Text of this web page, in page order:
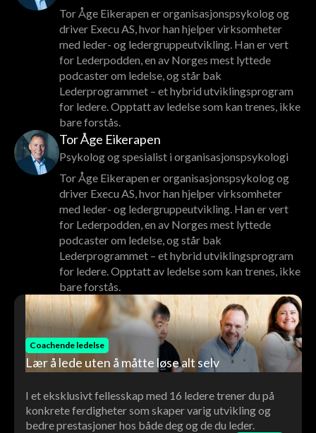
Tor Åge Eikerapen er organisasjonspsykolog og
driver Execu AS, hvor han hjelper virksomheter
med leder- og ledergruppeutvikling. Han er vert
for Lederpodden, en av Norges mest lyttede
podcaster om ledelse, og står bak
Lederprogrammet – et hybrid utviklingsprogram
for ledere. Opptatt av ledelse som kan trenes, ikke
bare forstås.
Tor Åge Eikerapen
Psykolog og spesialist i organisasjonspsykologi
Tor Åge Eikerapen er organisasjonspsykolog og
driver Execu AS, hvor han hjelper virksomheter
med leder- og ledergruppeutvikling. Han er vert
for Lederpodden, en av Norges mest lyttede
podcaster om ledelse, og står bak
Lederprogrammet – et hybrid utviklingsprogram
for ledere. Opptatt av ledelse som kan trenes, ikke
bare forstås.
Coachende ledelse
Lær å lede uten å måtte løse alt selv
I et eksklusivt fellesskap med 16 ledere trener du på
konkrete ferdigheter som skaper varig utvikling og
bedre prestasjoner hos både deg og de du leder.